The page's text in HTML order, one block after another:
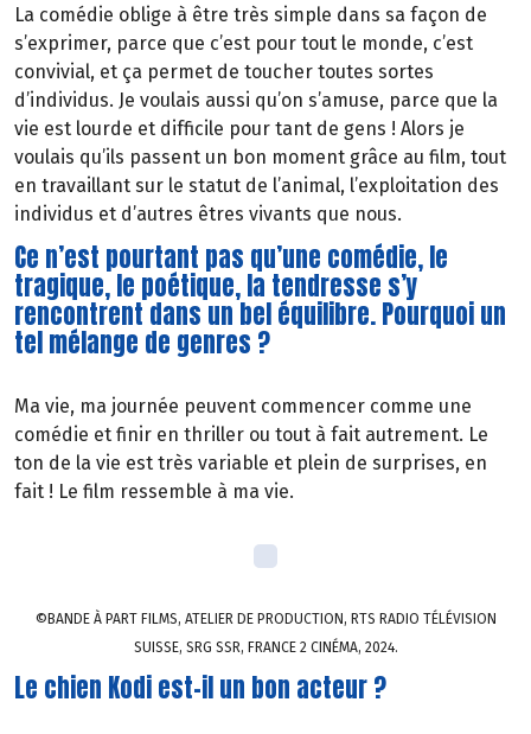
La comédie oblige à être très simple dans sa façon de
s’exprimer, parce que c’est pour tout le monde, c’est
convivial, et ça permet de toucher toutes sortes
d’individus. Je voulais aussi qu’on s’amuse, parce que la
vie est lourde et difficile pour tant de gens ! Alors je
voulais qu’ils passent un bon moment grâce au film, tout
en travaillant sur le statut de l’animal, l’exploitation des
individus et d’autres êtres vivants que nous.
Ce n’est pourtant pas qu’une comédie, le
tragique, le poétique, la tendresse s’y
rencontrent dans un bel équilibre. Pourquoi un
tel mélange de genres ?
Ma vie, ma journée peuvent commencer comme une
comédie et finir en thriller ou tout à fait autrement. Le
ton de la vie est très variable et plein de surprises, en
fait ! Le film ressemble à ma vie.
©BANDE À PART FILMS, ATELIER DE PRODUCTION, RTS RADIO TÉLÉVISION
SUISSE, SRG SSR, FRANCE 2 CINÉMA, 2024.
Le chien Kodi est-il un bon acteur ?